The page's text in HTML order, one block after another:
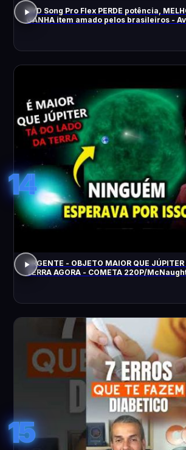
BYD Song Pro Flex PERDE potência,
GANHA item amado pelos brasileiros -
14
URGENTE - OBJETO MAIOR QUE JÚPITER
TERRA AGORA - COMETA 220P/
15